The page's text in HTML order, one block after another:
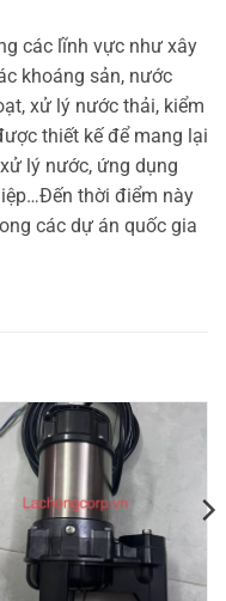
các lĩnh vực như xây
khoáng sản, nước
xử lý nước thải, kiểm
thiết kế để mang lại
lý nước, ứng dụng
thời điểm này
các dự án quốc gia